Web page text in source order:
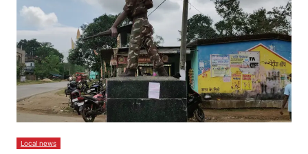
Local news